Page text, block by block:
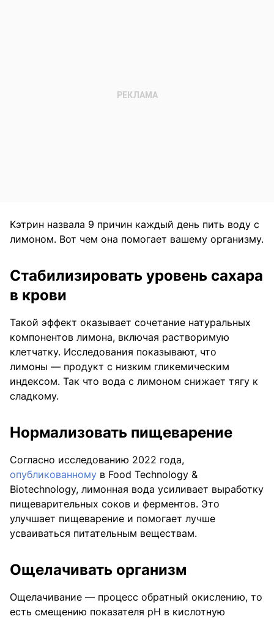
Кэтрин назвала 9 причин каждый день пить воду с
лимоном. Вот чем она помогает вашему организму.
Стабилизировать уровень сахара
в крови
Такой эффект оказывает сочетание натуральных
компонентов лимона, включая растворимую
клетчатку. Исследования показывают, что
лимоны — продукт с низким гликемическим
индексом. Так что вода с лимоном снижает тягу к
сладкому.
Нормализовать пищеварение
Согласно исследованию 2022 года,
опубликованному в Food Technology &
Biotechnology, лимонная вода усиливает выработку
пищеварительных соков и ферментов. Это
улучшает пищеварение и помогает лучше
усваиваться питательным веществам.
Ощелачивать организм
Ощелачивание — процесс обратный окислению, то
есть смещению показателя pH в кислотную